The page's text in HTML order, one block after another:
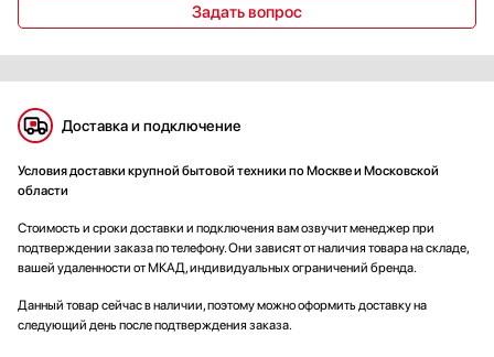
Задать вопрос
Доставка и подключение
Условия доставки крупной бытовой техники по Москве и Московской
области
Стоимость и сроки доставки и подключения вам озвучит менеджер при
подтверждении заказа по телефону. Они зависят от наличия товара на складе,
вашей удаленности от МКАД, индивидуальных ограничений бренда.
Данный товар сейчас в наличии, поэтому можно оформить доставку на
следующий день после подтверждения заказа.